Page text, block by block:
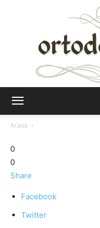
Acasă
0
0
Share
Facebook
Twitter